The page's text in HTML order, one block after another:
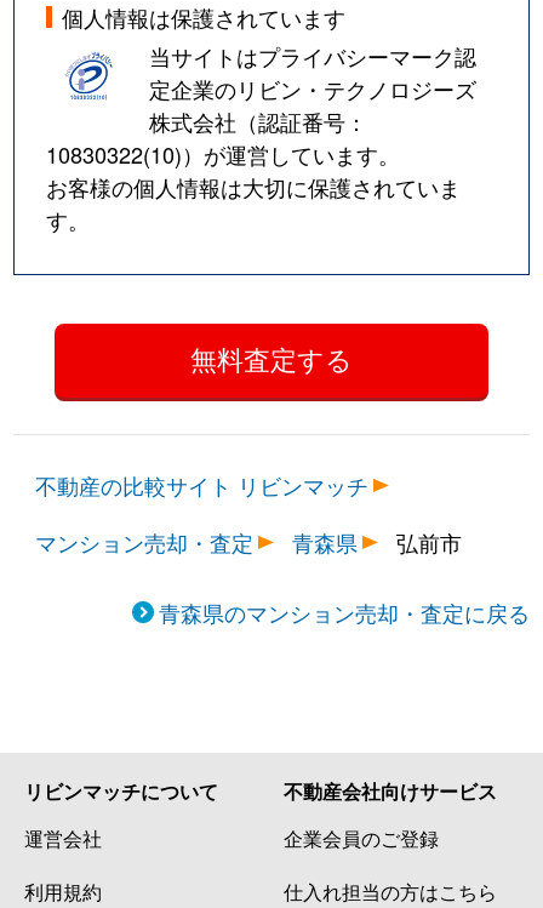
個人情報は保護されています
当サイトはプライバシーマーク認
定企業のリビン・テクノロジーズ
株式会社（認証番号：
10830322(10)）が運営しています。
お客様の個人情報は大切に保護されていま
す。
不動産の比較サイト リビンマッチ
マンション売却・査定
青森県 弘前市
青森県のマンション売却・査定に戻る
リビンマッチについて
運営会社
利用規約
不動産会社向けサービス
企業会員のご登録
仕入れ担当の方はこちら